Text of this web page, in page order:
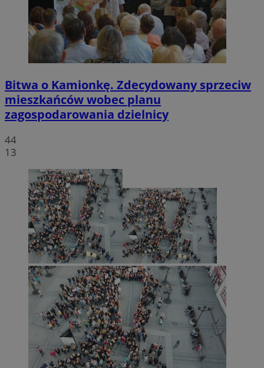
Bitwa o Kamionkę. Zdecydowany sprzeciw
mieszkańców wobec planu
zagospodarowania dzielnicy
44
13